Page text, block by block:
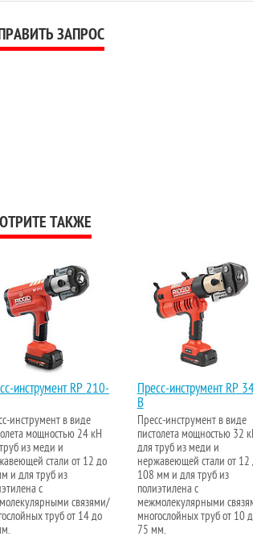
ЗАПРОС
ТАКЖЕ
инструмент RP 210-
инструмент в виде
мощностью 24 кН
из меди и
стали от 12 до
и для труб из
с
связями/
труб от 14 до
Пресс-инструмент RP
B
Пресс-инструмент в виде
пистолета мощностью 32
для труб из меди и
нержавеющей стали от 12
108 мм и для труб из
полиэтилена с
межмолекулярными
многослойных труб от 10
75 мм.